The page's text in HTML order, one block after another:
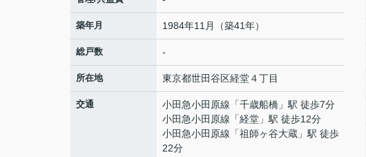
築年月 1984年11月（築41年）
総戸数 -
所在地 東京都世田谷区経堂４丁目
交通 小田急小田原線 「千歳船橋 」駅 徒歩7分
小田急小田原線 「経堂 」駅 徒歩12分
小田急小田原線 「祖師ヶ谷大蔵 」駅 徒歩
22分